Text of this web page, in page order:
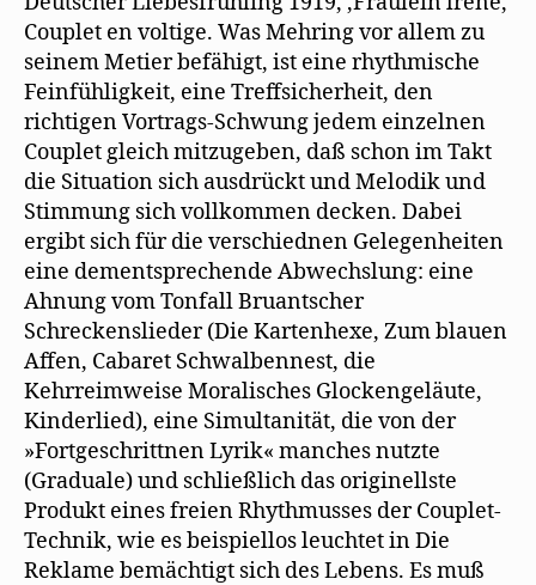
Couplet en voltige. Was Mehring vor allem zu
seinem Metier befähigt, ist eine rhythmische
Feinfühligkeit, eine Treffsicherheit, den
richtigen Vortrags-Schwung jedem einzelnen
Couplet gleich mitzugeben, daß schon im Takt
die Situation sich ausdrückt und Melodik und
Stimmung sich vollkommen decken. Dabei
ergibt sich für die verschiednen Gelegenheiten
eine dementsprechende Abwechslung: eine
Ahnung vom Tonfall Bruantscher
Schreckenslieder (Die Kartenhexe, Zum blauen
Affen, Cabaret Schwalbennest, die
Kehrreimweise Moralisches Glockengeläute,
Kinderlied), eine Simultanität, die von der
»Fortgeschrittnen Lyrik« manches nutzte
(Graduale) und schließlich das originellste
Produkt eines freien Rhythmusses der Couplet-
Technik, wie es beispiellos leuchtet in Die
Reklame bemächtigt sich des Lebens. Es muß